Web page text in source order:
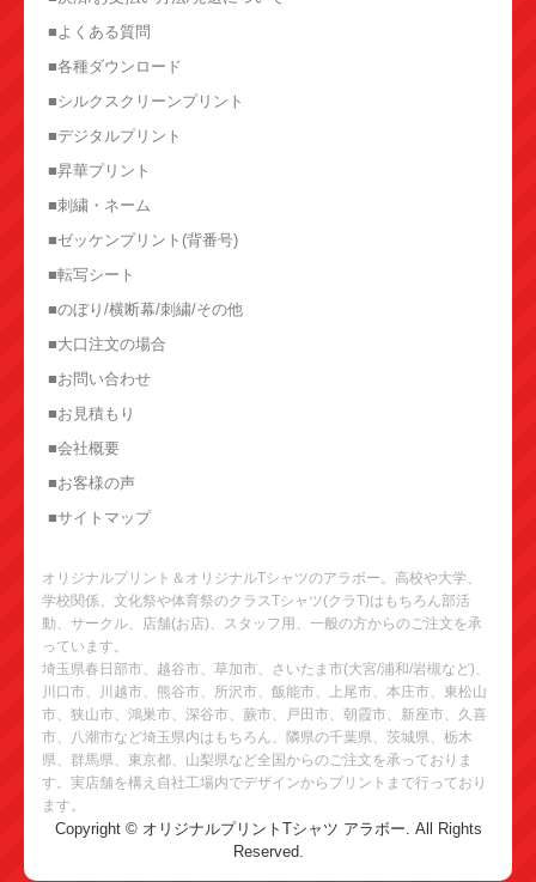
■よくある質問
■各種ダウンロード
■シルクスクリーンプリント
■デジタルプリント
■昇華プリント
■刺繍・ネーム
■ゼッケンプリント(背番号)
■転写シート
■のぼり/横断幕/刺繍/その他
■大口注文の場合
■お問い合わせ
■お見積もり
■会社概要
■お客様の声
■サイトマップ
オリジナルプリント＆オリジナルTシャツのアラボー。高校や大学、
学校関係、文化祭や体育祭のクラスTシャツ(クラT)はもちろん部活
動、サークル、店舗(お店)、スタッフ用、一般の方からのご注文を承
っています。
埼玉県春日部市、越谷市、草加市、さいたま市(大宮/浦和/岩槻など)、
川口市、川越市、熊谷市、所沢市、飯能市、上尾市、本庄市、東松山
市、狭山市、鴻巣市、深谷市、蕨市、戸田市、朝霞市、新座市、久喜
市、八潮市など埼玉県内はもちろん、隣県の千葉県、茨城県、栃木
県、群馬県、東京都、山梨県など全国からのご注文を承っておりま
す。実店舗を構え自社工場内でデザインからプリントまで行っており
ます。
Copyright © オリジナルプリントTシャツ アラボー. All Rights
Reserved.